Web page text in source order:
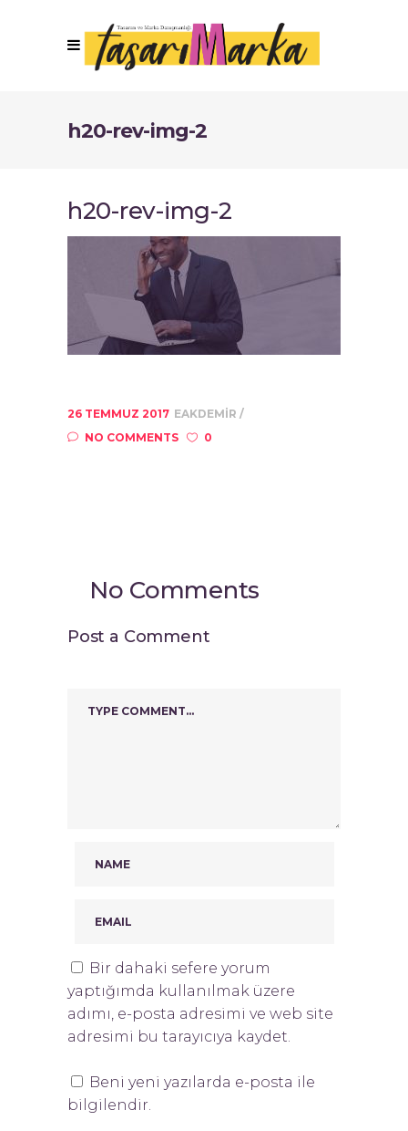
h20-rev-img-2
h20-rev-img-2
26 TEMMUZ 2017 EAKDEMIR
NO COMMENTS
0
No Comments
Post a Comment
Bir dahaki sefere yorum
yaptığımda kullanılmak üzere
adımı, e-posta adresimi ve web site
adresimi bu tarayıcıya kaydet.
Beni yeni yazılarda e-posta ile
bilgilendir.